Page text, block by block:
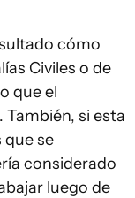
cómo
Civiles o de
que el
También, si esta
que se
considerado
luego de